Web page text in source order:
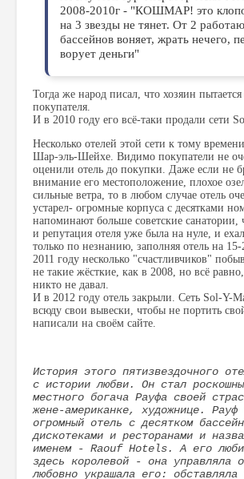
2008-2010г - "КОШМАР! это
на 3 звезды не тянет. От 2
бассейнов воняет, жрать нечего,
ворует деньги"
Тогда же народ писал, что хозяин
покупателя.
И в 2010 году его всё-таки продали сети
Несколько отелей этой сети к тому
Шар-эль-Шейхе. Видимо покупатели не
оценили отель до покупки. Даже если не
внимание его местоположение, плохое
сильные ветра, то в любом случае отель
устарел- огромные корпуса с десятками
напоминают больше советские санатории,
и репутация отеля уже была на нуле, и
только по незнанию, заполняя отель на
2011 году несколько "счастливчиков"
не такие жёсткие, как в 2008, но всё
никто не давал.
И в 2012 году отель закрыли. Сеть Sol-Y-
всюду свои вывески, чтобы не портить
написали на своём сайте.
История этого пятизвездочного
с истории любви. Он стал
местного богача Рауфа своей
жене-американке, художнице. Рауф
огромный отель с десятком
дискотеками и ресторанами и
именем - Raouf Hotels. А его
здесь королевой - она управляла
любовно украшала его: обставляла